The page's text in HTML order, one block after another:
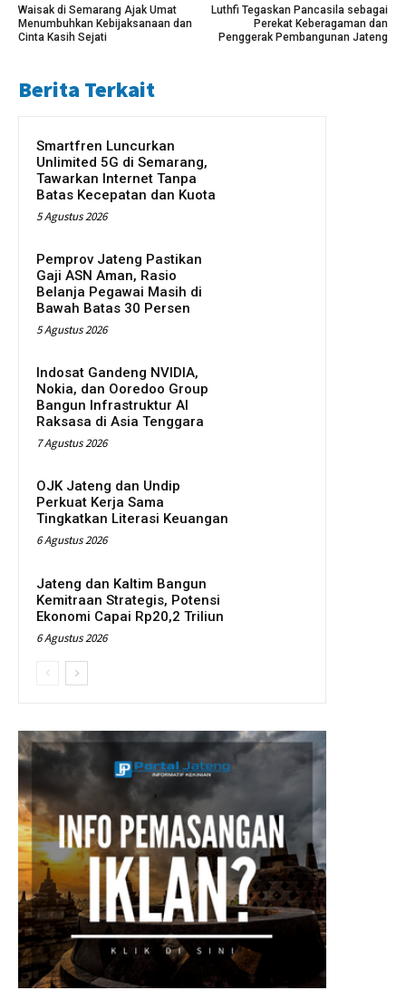
Waisak di Semarang Ajak Umat
Menumbuhkan Kebijaksanaan dan
Cinta Kasih Sejati
Luthfi Tegaskan Pancasila sebagai
Perekat Keberagaman dan
Penggerak Pembangunan Jateng
Berita Terkait
Smartfren Luncurkan
Unlimited 5G di Semarang,
Tawarkan Internet Tanpa
Batas Kecepatan dan Kuota
5 Agustus 2026
Pemprov Jateng Pastikan
Gaji ASN Aman, Rasio
Belanja Pegawai Masih di
Bawah Batas 30 Persen
5 Agustus 2026
Indosat Gandeng NVIDIA,
Nokia, dan Ooredoo Group
Bangun Infrastruktur AI
Raksasa di Asia Tenggara
7 Agustus 2026
OJK Jateng dan Undip
Perkuat Kerja Sama
Tingkatkan Literasi Keuangan
6 Agustus 2026
Jateng dan Kaltim Bangun
Kemitraan Strategis, Potensi
Ekonomi Capai Rp20,2 Triliun
6 Agustus 2026